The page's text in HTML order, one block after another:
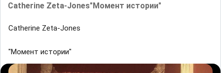
Catherine Zeta-Jones"Момент истории"
Catherine Zeta-Jones
"Момент истории"